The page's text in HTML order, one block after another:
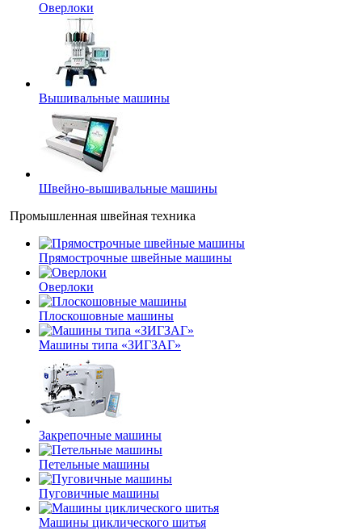
Оверлоки
Вышивальные машины
Швейно-вышивальные машины
Промышленная швейная техника
Прямострочные швейные машины
Оверлоки
Плоскошовные машины
Машины типа «ЗИГЗАГ»
Закрепочные машины
Петельные машины
Пуговичные машины
Машины циклического шитья